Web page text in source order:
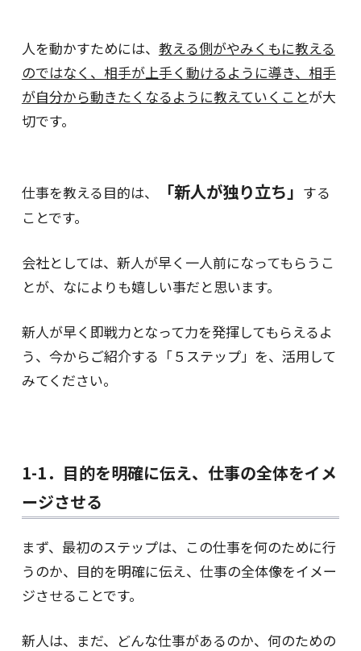
人を動かすためには、 教える側がやみくもに教える
のではなく、相手が上手く動けるように導き、相手
が自分から動きたくなるように教えていくことが大
切です。
仕事を教える目的は、 「新人が独り立ち」 する
ことです。
会社としては、新人が早く一人前になってもらうこ
とが、なによりも嬉しい事だと思います。
新人が早く即戦力となって力を発揮してもらえるよ
う、今からご紹介する「５ステップ」を、活用して
みてください。
1-1．目的を明確に伝え、仕事の全体をイメ
ージさせる
まず、最初のステップは、この仕事を何のために行
うのか、目的を明確に伝え、仕事の全体像をイメー
ジさせることです。
新人は、まだ、どんな仕事があるのか、何のための